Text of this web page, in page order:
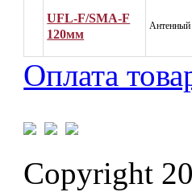
UFL-F/SMA-F
120мм
Оплата
Copyright